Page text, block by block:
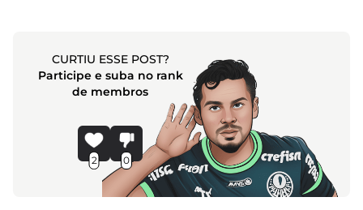
CURTIU ESSE POST?
Participe e suba no rank
de membros
2 0